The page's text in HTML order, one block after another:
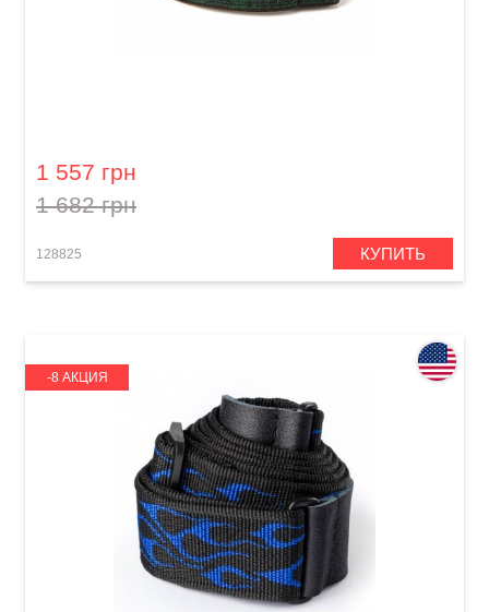
1 557 грн
1 682 грн
128825 КУПИТЬ
-8 АКЦИЯ